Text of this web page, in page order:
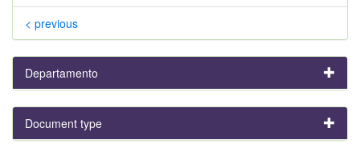
< previous
Departamento
Document type